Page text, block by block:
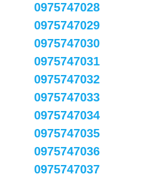
0975747028
0975747029
0975747030
0975747031
0975747032
0975747033
0975747034
0975747035
0975747036
0975747037